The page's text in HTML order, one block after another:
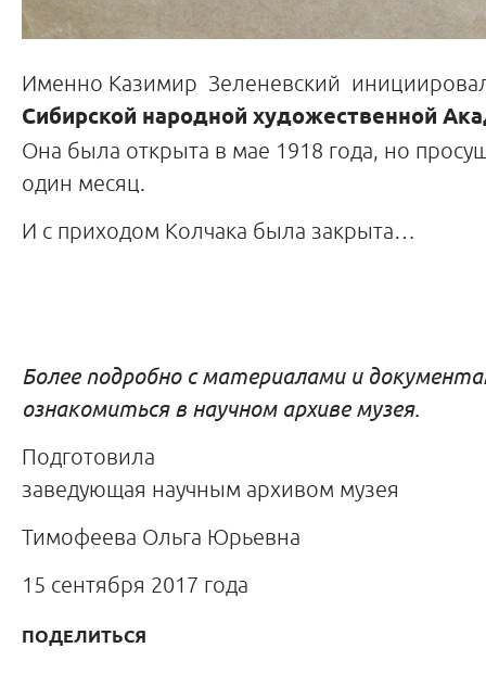
Именно Казимир Зеленевский
Сибирской народной художественной
Она была открыта в мае 1918 года, но
один месяц.
И с приходом Колчака была закрыта…
Более подробно с материалами и
ознакомиться в научном архиве музея.
Подготовила
заведующая научным архивом музея
Тимофеева Ольга Юрьевна
15 сентября 2017 года
ПОДЕЛИТЬСЯ